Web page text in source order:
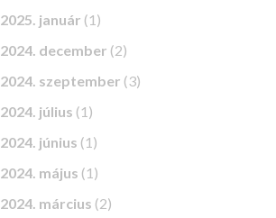
2025. január (1)
2024. december (2)
2024. szeptember (3)
2024. július (1)
2024. június (1)
2024. május (1)
2024. március (2)